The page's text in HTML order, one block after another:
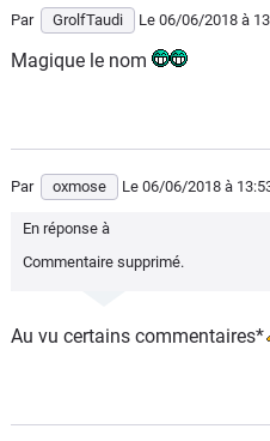
Par GrolfTaudi Le 06/06/2018 à
Magique le nom
Par oxmose Le 06/06/2018 à
En réponse à
Commentaire supprimé.
Au vu certains commentaires*